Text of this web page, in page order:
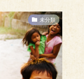
未分類